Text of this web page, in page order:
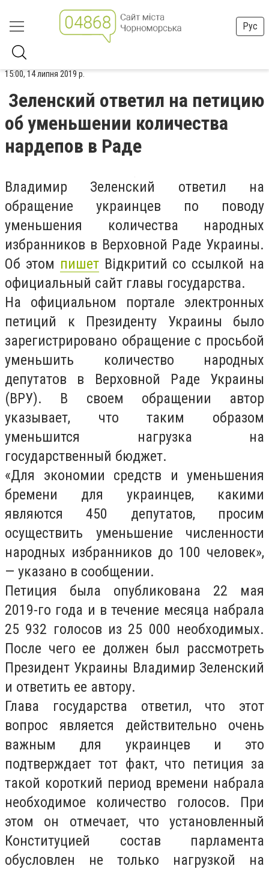
Рус
15:00, 14 липня 2019 р.
Зеленский ответил на петицию
об уменьшении количества
нардепов в Раде
Владимир Зеленский ответил на
обращение украинцев по поводу
уменьшения количества народных
избранников в Верховной Раде Украины.
Об этом пишетВідкритий со ссылкой на
официальный сайт главы государства.
На официальном портале электронных
петиций к Президенту Украины было
зарегистрировано обращение с просьбой
уменьшить количество народных
депутатов в Верховной Раде Украины
(ВРУ). В своем обращении автор
указывает, что таким образом
уменьшится нагрузка на
государственный бюджет.
«Для экономии средств и уменьшения
бремени для украинцев, какими
являются 450 депутатов, просим
осуществить уменьшение численности
народных избранников до 100 человек»,
— указано в сообщении.
Петиция была опубликована 22 мая
2019-го года и в течение месяца набрала
25 932 голосов из 25 000 необходимых.
После чего ее должен был рассмотреть
Президент Украины Владимир Зеленский
и ответить ее автору.
Глава государства ответил, что этот
вопрос является действительно очень
важным для украинцев и это
подтверждает тот факт, что петиция за
такой короткий период времени набрала
необходимое количество голосов. При
этом он отмечает, что установленный
Конституцией состав парламента
обусловлен не только нагрузкой на